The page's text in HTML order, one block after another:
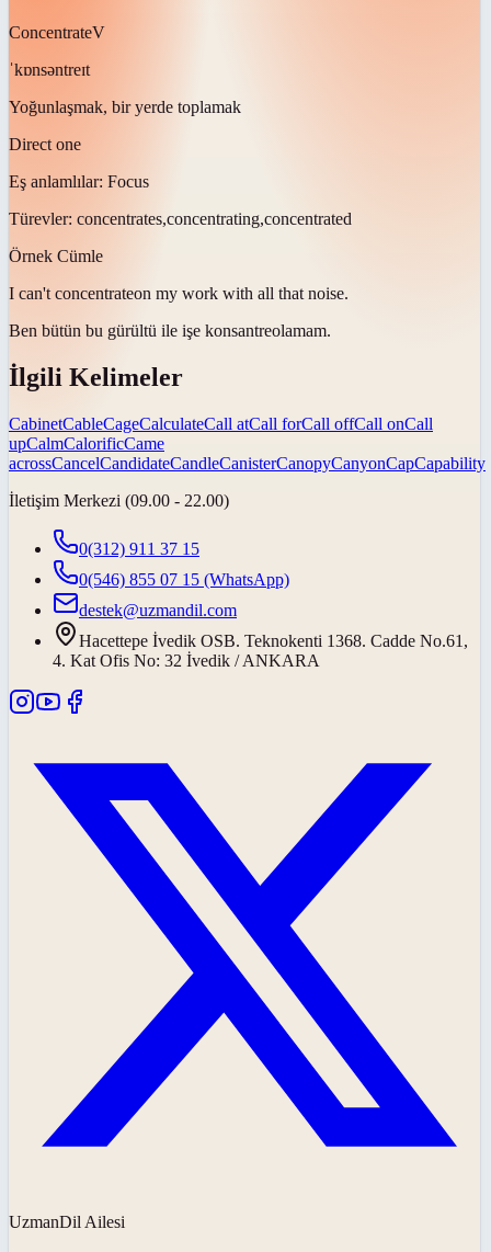
ConcentrateV
ˈkɒnsəntreɪt
Yoğunlaşmak, bir yerde toplamak
Direct one
Eş anlamlılar: Focus
Türevler: concentrates,concentrating,concentrated
Örnek Cümle
I can't concentrateon my work with all that noise.
Ben bütün bu gürültü ile işe konsantreolamam.
İlgili Kelimeler
CabinetCableCageCalculateCall atCall forCall offCall onCall
upCalmCalorificCame
acrossCancelCandidateCandleCanisterCanopyCanyonCapCapability
İletişim Merkezi (09.00 - 22.00)
0(312) 911 37 15
0(546) 855 07 15 (WhatsApp)
destek@uzmandil.com
Hacettepe İvedik OSB. Teknokenti 1368. Cadde No.61,
4. Kat Ofis No: 32 İvedik / ANKARA
UzmanDil Ailesi